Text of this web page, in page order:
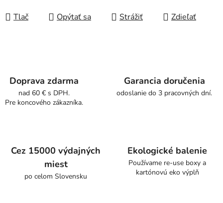
Tlač Opýtať sa Strážiť Zdieľať
Doprava zdarma
nad 60 € s DPH.
Pre koncového zákazníka.
Garancia doručenia
odoslanie do 3 pracovných dní.
Cez 15000 výdajných
miest
po celom Slovensku
Ekologické balenie
Používame re-use boxy a
kartónovú eko výplň